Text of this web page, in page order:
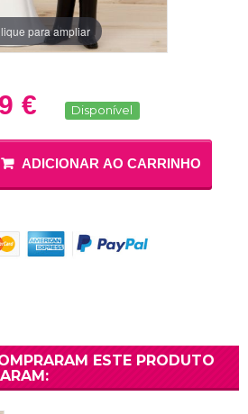
para ampliar
€ Disponível
ADICIONAR AO CARRINHO
ESTE PRODUTO